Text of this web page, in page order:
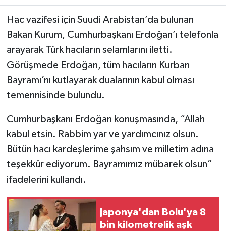
Hac vazifesi için Suudi Arabistan’da bulunan
Bakan Kurum, Cumhurbaşkanı Erdoğan’ı telefonla
arayarak Türk hacıların selamlarını iletti.
Görüşmede Erdoğan, tüm hacıların Kurban
Bayramı’nı kutlayarak dualarının kabul olması
temennisinde bulundu.
Cumhurbaşkanı Erdoğan konuşmasında, “Allah
kabul etsin. Rabbim yar ve yardımcınız olsun.
Bütün hacı kardeşlerime şahsım ve milletim adına
teşekkür ediyorum. Bayramımız mübarek olsun”
ifadelerini kullandı.
Japonya'dan Bolu'ya 8
bin kilometrelik aşk